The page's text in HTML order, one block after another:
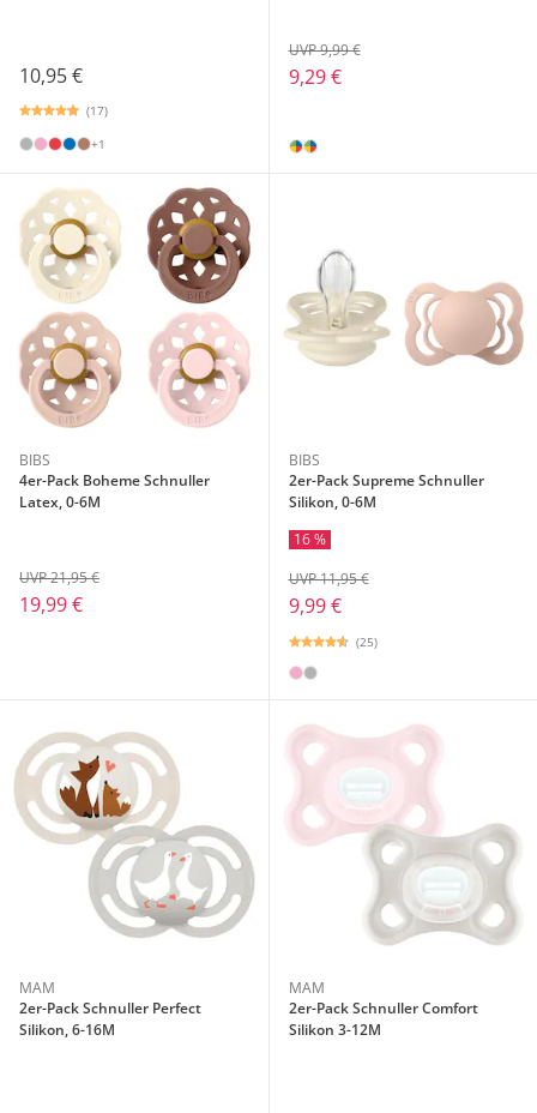
10,95 €
(17)
+1
9,29 €
UVP 9,99 €
BIBS
4er-Pack Boheme Schnuller
Latex, 0-6M
19,99 €
UVP 21,95 €
BIBS
2er-Pack Supreme Schnuller
Silikon, 0-6M
16 %
9,99 €
UVP 11,95 €
(25)
MAM
2er-Pack Schnuller Perfect
Silikon, 6-16M
MAM
2er-Pack Schnuller Comfort
Silikon 3-12M